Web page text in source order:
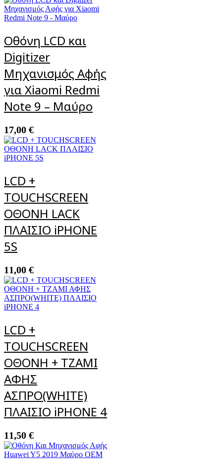
Οθόνη LCD και
Digitizer
Μηχανισμός Αφής
για Xiaomi Redmi
Note 9 – Μαύρο
17,00 €
LCD +
TOUCHSCREEN
ΟΘΟΝΗ LACK
ΠΛΑΙΣΙΟ iPHONE
5S
11,00 €
LCD +
TOUCHSCREEN
ΟΘΟΝΗ + ΤΖΑΜΙ
ΑΦΗΣ
ΑΣΠΡΟ(WHITE)
ΠΛΑΙΣΙΟ iPHONE 4
11,50 €